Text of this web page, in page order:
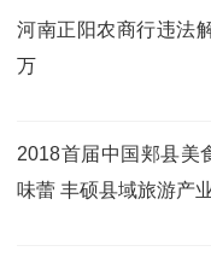
河南正阳农商行违法
万
2018首届中国郏县美
味蕾 丰硕县域旅游产